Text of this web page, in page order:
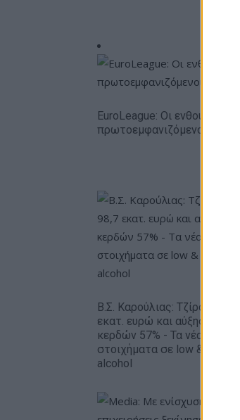
EuroLeague: Οι ενθουσιώδεις
πρωτοεμφανιζόμενοι
Β.Σ. Καρούλιας: Τζίρος 98,7
εκατ. ευρώ και αύξηση
κερδών 57% - Τα νέα
στοιχήματα σε low & non
alcohol